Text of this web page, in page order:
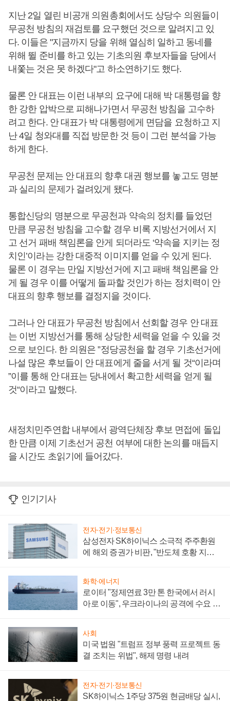
지난 2일 열린 비공개 의원총회에서도 상당수 의원들이
무공천 방침의 재검토를 요구했던 것으로 알려지고 있
다. 이들은 "지금까지 당을 위해 열심히 일하고 동네를
위해 뛸 준비를 하고 있는 기초의원 후보자들을 당에서
내쫓는 것은 못 하겠다"고 하소연하기도 했다.
물론 안 대표는 이런 내부의 요구에 대해 박 대통령을 향
한 강한 압박으로 피해나가면서 무공천 방침을 고수하
려고 한다. 안 대표가 박 대통령에게 면담을 요청하고 지
난 4일 청와대를 직접 방문한 것 등이 그런 분석을 가능
하게 한다.
무공천 문제는 안 대표의 향후 대권 행보를 놓고도 명분
과 실리의 문제가 걸려있게 됐다.
통합신당의 명분으로 무공천과 약속의 정치를 들었던
만큼 무공천 방침을 고수할 경우 비록 지방선거에서 지
고 선거 패배 책임론을 안게 되더라도 ‘약속을 지키는 정
치인’이라는 강한 대중적 이미지를 얻을 수 있게 된다.
물론 이 경우는 만일 지방선거에 지고 패배 책임론을 안
게 될 경우 이를 어떻게 돌파할 것인가 하는 정치력이 안
대표의 향후 행보를 결정지을 것이다.
그러나 안 대표가 무공천 방침에서 선회할 경우 안 대표
는 이번 지방선거를 통해 상당한 세력을 얻을 수 있을 것
으로 보인다. 한 의원은 ”정당공천을 할 경우 기초선거에
나설 많은 후보들이 안 대표에게 줄을 서게 될 것“이라며
”이를 통해 안 대표는 당내에서 확고한 세력을 얻게 될
것“이라고 말했다.
새정치민주연합 내부에서 광역단체장 후보 면접에 돌입
한 만큼 이제 기초선거 공천 여부에 대한 논의를 매듭지
을 시간도 초읽기에 들어갔다.
인기기사
전자·전기·정보통신
삼성전자 SK하이닉스 소극적 주주환원
에 해외 증권가 비판, "반도체 호황 지속
화학·에너지
로이터 "정제연료 3만 톤 한국에서 러시
아로 이동", 우크라이나의 공격에 수요 늘
사회
미국 법원 "트럼프 정부 풍력 프로젝트 동
결 조치는 위법", 해제 명령 내려
전자·전기·정보통신
SK하이닉스 1주당 375원 현금배당 실시,